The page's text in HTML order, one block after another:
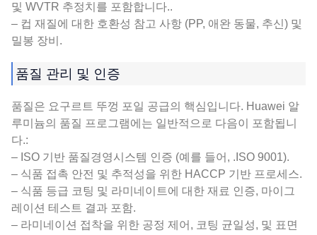
및 WVTR 추정치를 포함합니다..
– 컵 재질에 대한 호환성 참고 사항 (PP, 애완 동물, 추신) 및
밀봉 장비.
품질 관리 및 인증
품질은 요구르트 뚜껑 포일 공급의 핵심입니다. Huawei 알
루미늄의 품질 프로그램에는 일반적으로 다음이 포함됩니
다.:
– ISO 기반 품질경영시스템 인증 (예를 들어, .ISO 9001).
– 식품 접촉 안전 및 추적성을 위한 HACCP 기반 프로세스.
– 식품 등급 코팅 및 라미네이트에 대한 재료 인증, 마이그
레이션 테스트 결과 포함.
– 라미네이션 접착을 위한 공정 제어, 코팅 균일성, 및 표면